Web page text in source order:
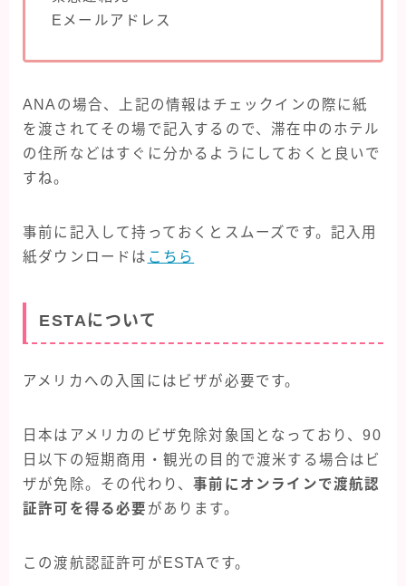
Eメールアドレス
ANAの場合、上記の情報はチェックインの際に紙
を渡されてその場で記入するので、滞在中のホテル
の住所などはすぐに分かるようにしておくと良いで
すね。
事前に記入して持っておくとスムーズです。記入用
紙ダウンロードは こちら
ESTAについて
アメリカへの入国にはビザが必要です。
日本はアメリカのビザ免除対象国となっており、90
日以下の短期商用・観光の目的で渡米する場合はビ
ザが免除。その代わり、事前にオンラインで渡航認
証許可を得る必要 があります。
この渡航認証許可がESTAです。